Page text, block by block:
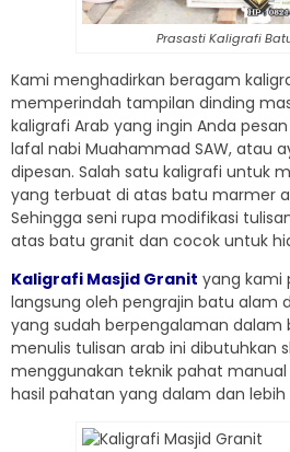
Prasasti Kaligrafi
Kami menghadirkan beragam
memperindah tampilan dinding
kaligrafi Arab yang ingin Anda
lafal nabi Muahammad SAW, atau
dipesan. Salah satu kaligrafi untuk
yang terbuat di atas batu marmer
Sehingga seni rupa modifikasi
atas batu granit dan cocok untuk
Kaligrafi Masjid Granit yang kami
langsung oleh pengrajin batu alam
yang sudah berpengalaman dalam
menulis tulisan arab ini dibutuhkan
menggunakan teknik pahat
hasil pahatan yang dalam dan